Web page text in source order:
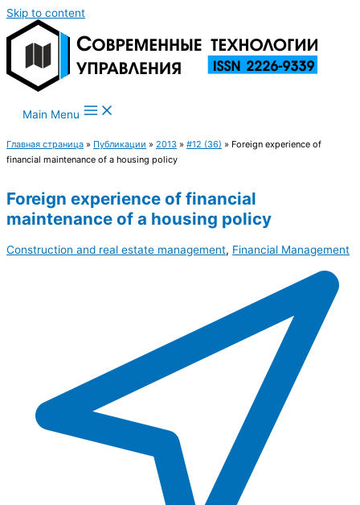
Skip to content
Main Menu
Главная страница » Публикации » 2013 » #12 (36) » Foreign experience of
financial maintenance of a housing policy
Foreign experience of financial
maintenance of a housing policy
Construction and real estate management, Financial Management